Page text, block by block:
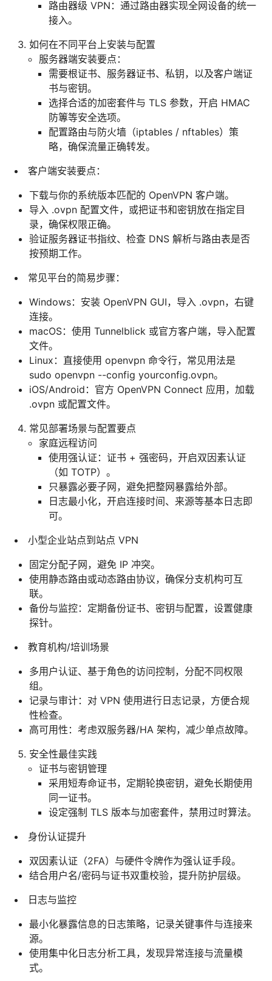
路由器级 VPN：通过路由器实现全网设备的统一
接入。
如何在不同平台上安装与配置
服务器端安装要点：
需要根证书、服务器证书、私钥，以及客户端证
书与密钥。
选择合适的加密套件与 TLS 参数，开启 HMAC
防篿等安全选项。
配置路由与防火墙（iptables / nftables）策
略，确保流量正确转发。
客户端安装要点：
下载与你的系统版本匹配的 OpenVPN 客户端。
导入 .ovpn 配置文件，或把证书和密钥放在指定目
录，确保权限正确。
验证服务器证书指纹、检查 DNS 解析与路由表是否
按预期工作。
常见平台的简易步骤：
Windows：安装 OpenVPN GUI，导入 .ovpn，右键
连接。
macOS：使用 Tunnelblick 或官方客户端，导入配置
文件。
Linux：直接使用 openvpn 命令行，常见用法是
sudo openvpn --config yourconfig.ovpn。
iOS/Android：官方 OpenVPN Connect 应用，加载
.ovpn 或配置文件。
常见部署场景与配置要点
家庭远程访问
使用强认证：证书 + 强密码，开启双因素认证
（如 TOTP）。
只暴露必要子网，避免把整网暴露给外部。
日志最小化，开启连接时间、来源等基本日志即
可。
小型企业站点到站点 VPN
固定分配子网，避免 IP 冲突。
使用静态路由或动态路由协议，确保分支机构可互
联。
备份与监控：定期备份证书、密钥与配置，设置健康
探针。
教育机构/培训场景
多用户认证、基于角色的访问控制，分配不同权限
组。
记录与审计：对 VPN 使用进行日志记录，方便合规
性检查。
高可用性：考虑双服务器/HA 架构，减少单点故障。
安全性最佳实践
证书与密钥管理
采用短寿命证书，定期轮换密钥，避免长期使用
同一证书。
设定强制 TLS 版本与加密套件，禁用过时算法。
身份认证提升
双因素认证（2FA）与硬件令牌作为强认证手段。
结合用户名/密码与证书双重校验，提升防护层级。
日志与监控
最小化暴露信息的日志策略，记录关键事件与连接来
源。
使用集中化日志分析工具，发现异常连接与流量模
式。